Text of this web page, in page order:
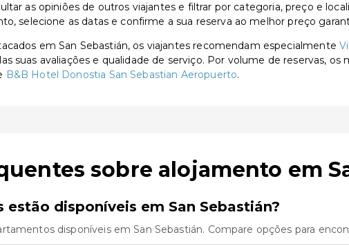
as opiniões de outros viajantes e filtrar por categoria, preço e
selecione as datas e confirme a sua reserva ao melhor preço
em San Sebastián, os viajantes recomendam especialmente
suas avaliações e qualidade de serviço. Por volume de reservas, os
B&B Hotel Donostia San Sebastian Aeropuerto.
sobre alojamento em
disponíveis em San Sebastián?
disponíveis em San Sebastián. Compare opções para